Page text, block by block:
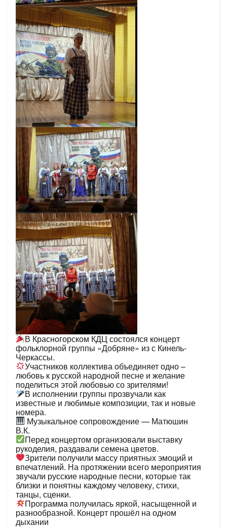
В Красногорском КДЦ состоялся концерт
фольклорной группы «Добряне» из с Кинель-
Черкассы.
Участников коллектива объединяет одно –
любовь к русской народной песне и желание
поделиться этой любовью со зрителями!
В исполнении группы прозвучали как
известные и любимые композиции, так и новые
номера.
Музыкальное сопровождение — Матюшин
В.К.
Перед концертом организовали выставку
рукоделия, раздавали семена цветов.
Зрители получили массу приятных эмоций и
впечатлений. На протяжении всего мероприятия
звучали русские народные песни, которые так
близки и понятны каждому человеку, стихи,
танцы, сценки.
Программа получилась яркой, насыщенной и
разнообразной. Концерт прошёл на одном
дыхании